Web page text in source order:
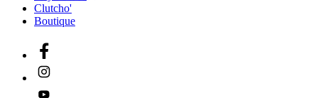
Clutcho'
Boutique